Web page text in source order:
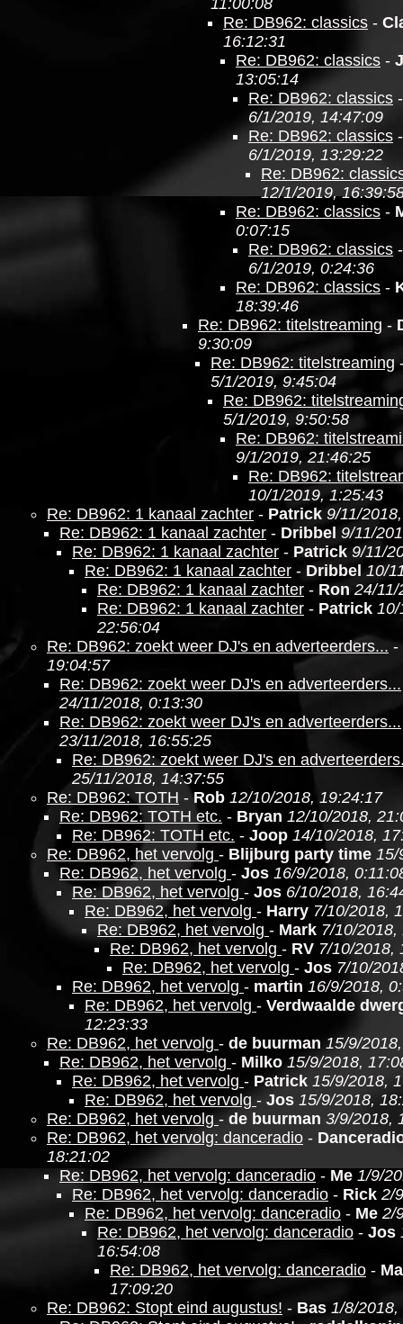
11:00:08
Re: DB962: classics -
16:12:31
Re: DB962: classics -
13:05:14
Re: DB962: classics
6/1/2019, 14:47:09
Re: DB962: classics
6/1/2019, 13:29:22
Re: DB962:
12/1/2019,
Re: DB962: classics -
0:07:15
Re: DB962: classics
6/1/2019, 0:24:36
Re: DB962: classics -
18:39:46
Re: DB962: titelstreaming -
9:30:09
Re: DB962: titelstreaming
5/1/2019, 9:45:04
Re: DB962:
5/1/2019, 9:50:58
Re: DB962:
9/1/2019, 21:46:25
Re: DB962:
10/1/2019, 1:25:43
Re: DB962: 1 kanaal zachter - Patrick 9/11/
Re: DB962: 1 kanaal zachter - Dribbel 9/11/
Re: DB962: 1 kanaal zachter - Patrick 9/11/
Re: DB962: 1 kanaal zachter - Dribbel 10/
Re: DB962: 1 kanaal zachter - Ron 24/11/
Re: DB962: 1 kanaal zachter - Patrick 10/
22:56:04
Re: DB962: zoekt weer DJ's en adverteerders... -
19:04:57
Re: DB962: zoekt weer DJ's en adverteerders...
24/11/2018, 0:13:30
Re: DB962: zoekt weer DJ's en adverteerders...
23/11/2018, 16:55:25
Re: DB962: zoekt weer DJ's en
25/11/2018, 14:37:55
Re: DB962: TOTH -Rob 12/10/2018, 19:24:17
Re: DB962: TOTH etc. - Bryan 12/10/2018,
Re: DB962: TOTH etc. - Joop 14/10/2018,
Re: DB962, het vervolg - Blijburg party time 15/
Re: DB962, het vervolg - Jos 16/9/2018,
Re: DB962, het vervolg - Jos 6/10/2018,
Re: DB962, het vervolg - Harry 7/10/2018,
Re: DB962, het vervolg - Mark 7/10/2018,
Re: DB962, het vervolg - RV 7/10/2018,
Re: DB962, het vervolg - Jos 7/10/
Re: DB962, het vervolg - martin 16/9/2018,
Re: DB962, het vervolg - Verdwaalde
12:23:33
Re: DB962, het vervolg - de buurman 15/9/
Re: DB962, het vervolg - Milko 15/9/2018,
Re: DB962, het vervolg - Patrick 15/9/2018,
Re: DB962, het vervolg - Jos 15/9/2018,
Re: DB962, het vervolg - de buurman 3/9/2018,
Re: DB962, het vervolg: danceradio -
18:21:02
Re: DB962, het vervolg: danceradio - Me 1/9/
Re: DB962, het vervolg: danceradio - Rick 2/
Re: DB962, het vervolg: danceradio - Me 2/
Re: DB962, het vervolg: danceradio - Jos
16:54:08
Re: DB962, het vervolg: danceradio -
17:09:20
Re: DB962: Stopt eind augustus! - Bas 1/8/2018,